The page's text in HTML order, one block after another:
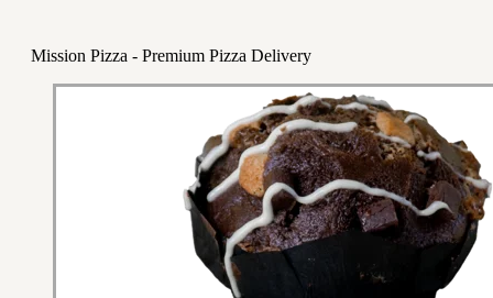
Mission Pizza - Premium Pizza Delivery